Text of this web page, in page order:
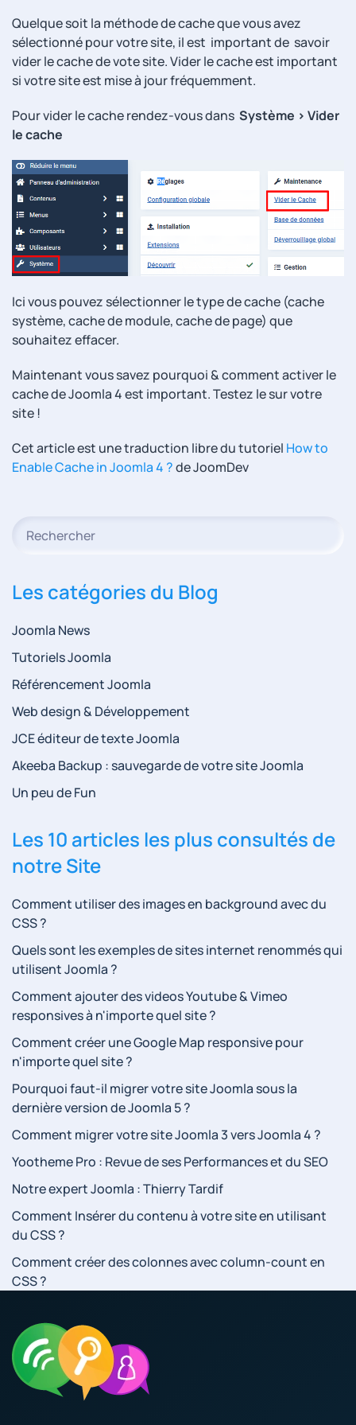
Quelque soit la méthode de cache que vous avez
sélectionné pour votre site, il est important de savoir
vider le cache de vote site. Vider le cache est important
si votre site est mise à jour fréquemment.
Pour vider le cache rendez-vous dans Système > Vider
le cache
Ici vous pouvez sélectionner le type de cache (cache
système, cache de module, cache de page) que
souhaitez effacer.
Maintenant vous savez pourquoi & comment activer le
cache de Joomla 4 est important. Testez le sur votre
site !
Cet article est une traduction libre du tutoriel How to
Enable Cache in Joomla 4 ?de JoomDev
Les catégories du Blog
Joomla News
Tutoriels Joomla
Référencement Joomla
Web design & Développement
JCE éditeur de texte Joomla
Akeeba Backup : sauvegarde de votre site Joomla
Un peu de Fun
Les 10 articles les plus consultés de
notre Site
Comment utiliser des images en background avec du
CSS ?
Quels sont les exemples de sites internet renommés qui
utilisent Joomla ?
Comment ajouter des videos Youtube & Vimeo
responsives à n'importe quel site ?
Comment créer une Google Map responsive pour
n'importe quel site ?
Pourquoi faut-il migrer votre site Joomla sous la
dernière version de Joomla 5 ?
Comment migrer votre site Joomla 3 vers Joomla 4 ?
Yootheme Pro : Revue de ses Performances et du SEO
Notre expert Joomla : Thierry Tardif
Comment Insérer du contenu à votre site en utilisant
du CSS ?
Comment créer des colonnes avec column-count en
CSS ?